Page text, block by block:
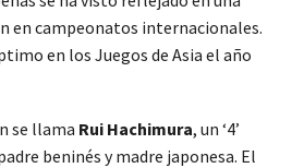
en campeonatos internacionales.
en los Juegos de Asia el año
se llama Rui Hachimura, un ‘4’
beninés y madre japonesa. El